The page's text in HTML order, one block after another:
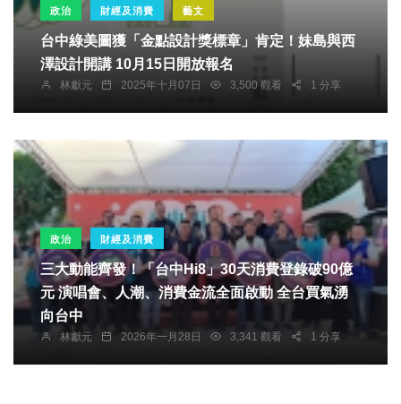
政治 財經及消費 藝文
台中綠美圖獲「金點設計獎標章」肯定！妹島與西
澤設計開講 10月15日開放報名
林獻元 2025年十月07日 3,500 觀看 1 分享
政治 財經及消費
三大動能齊發！「台中Hi8」30天消費登錄破90億
元 演唱會、人潮、消費金流全面啟動 全台買氣湧
向台中
林獻元 2026年一月28日 3,341 觀看 1 分享